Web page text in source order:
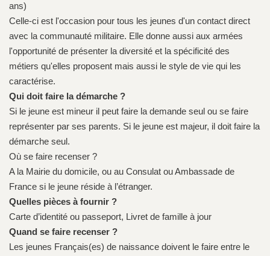
ans)
Celle-ci est l'occasion pour tous les jeunes d'un contact direct
avec la communauté militaire. Elle donne aussi aux armées
l'opportunité de présenter la diversité et la spécificité des
métiers qu'elles proposent mais aussi le style de vie qui les
caractérise.
Qui doit faire la démarche ?
Si le jeune est mineur il peut faire la demande seul ou se faire
représenter par ses parents. Si le jeune est majeur, il doit faire la
démarche seul.
Où se faire recenser ?
A la Mairie du domicile, ou au Consulat ou Ambassade de
France si le jeune réside à l’étranger.
Quelles pièces à fournir ?
Carte d’identité ou passeport, Livret de famille à jour
Quand se faire recenser ?
Les jeunes Français(es) de naissance doivent le faire entre le